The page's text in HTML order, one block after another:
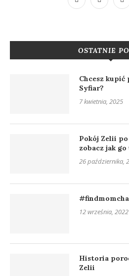
OSTATNIE
Chcesz
Syfiar?
7 kwietnia, 2025
Pokój Zelii
zobacz jak go
26 października,
12 września, 2022
Historia
Zelii